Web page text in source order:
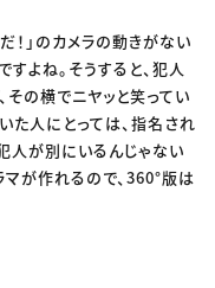
！」のカメラの動きがない
よね。そうすると、犯人
の横でニヤッと笑ってい
た人にとっては、指名され
人が別にいるんじゃない
が作れるので、360°版は